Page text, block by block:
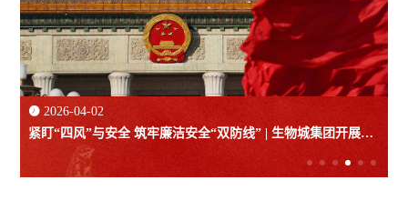
 2026-04-02
紧盯“四风”与安全 筑牢廉洁安全“双防线” | 生物城集团开展在
建项目安全生产与廉洁纪律检查